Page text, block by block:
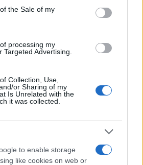
the Sale of my
processing my
Targeted Advertising.
Collection, Use,
or Sharing of my
Is Unrelated with the
it was collected.
to enable storage
like cookies on web or
W
at
s
A
p
S
a
re
precedente
articolo